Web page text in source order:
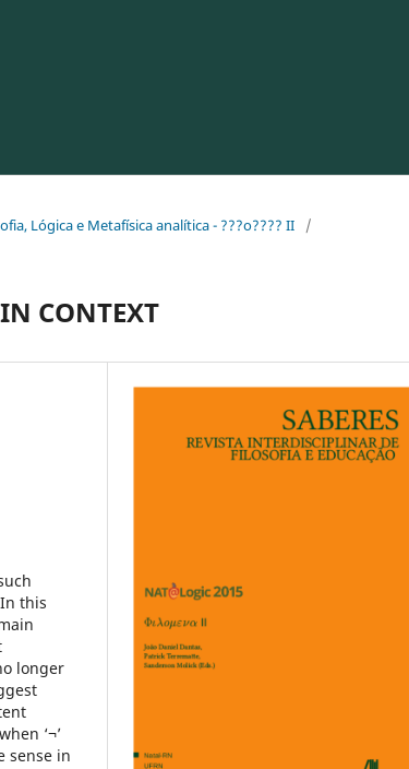
Lógica e Metafísica analítica - ???o???? II
/
CONTEXT
this
longer
‘¬’
sense in